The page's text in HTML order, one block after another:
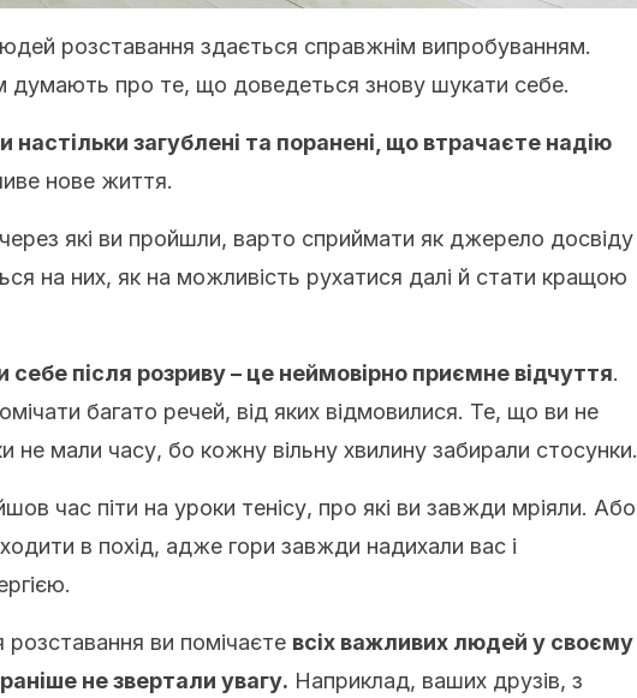
розставання здається справжнім випробуванням.
думають про те, що доведеться знову шукати себе.
настільки загублені та поранені, що втрачаєте надію
нове життя.
які ви пройшли, варто сприймати як джерело досвіду
на них, як на можливість рухатися далі й стати кращою
себе після розриву – це неймовірно приємне відчуття.
багато речей, від яких відмовилися. Те, що ви не
не мали часу, бо кожну вільну хвилину забирали стосунки.
час піти на уроки тенісу, про які ви завжди мріяли. Або
в похід, адже гори завжди надихали вас і
розставання ви помічаєте всіх важливих людей у своєму
не звертали увагу. Наприклад, ваших друзів, з